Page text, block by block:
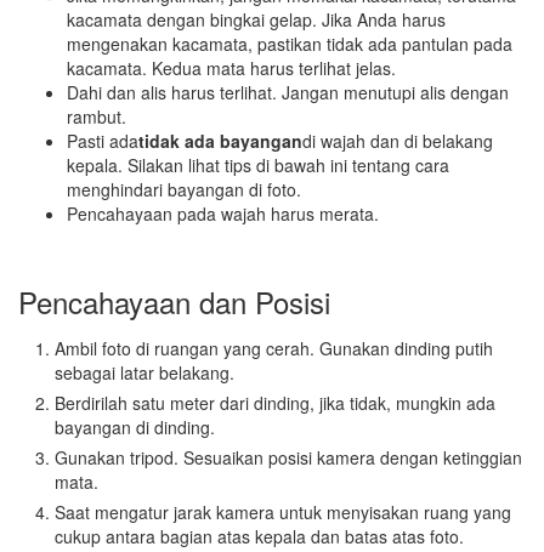
kacamata dengan bingkai gelap. Jika Anda harus
mengenakan kacamata, pastikan tidak ada pantulan pada
kacamata. Kedua mata harus terlihat jelas.
Dahi dan alis harus terlihat. Jangan menutupi alis dengan
rambut.
Pasti adatidak ada bayangandi wajah dan di belakang
kepala. Silakan lihat tips di bawah ini tentang cara
menghindari bayangan di foto.
Pencahayaan pada wajah harus merata.
Pencahayaan dan Posisi
Ambil foto di ruangan yang cerah. Gunakan dinding putih
sebagai latar belakang.
Berdirilah satu meter dari dinding, jika tidak, mungkin ada
bayangan di dinding.
Gunakan tripod. Sesuaikan posisi kamera dengan ketinggian
mata.
Saat mengatur jarak kamera untuk menyisakan ruang yang
cukup antara bagian atas kepala dan batas atas foto.